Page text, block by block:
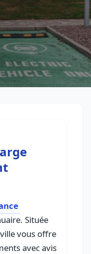
Située
vous offre
avec avis